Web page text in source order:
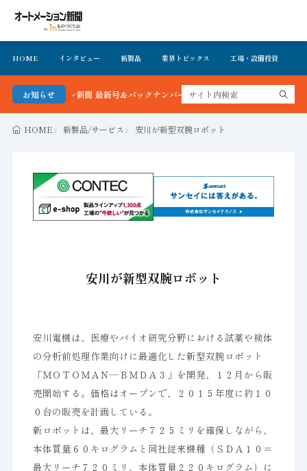
HOME インタビュー 新製品 業界トピックス 工場・設備投資
お知らせ
ーション新聞 最新号＆バックナンバーを無料で公開中 詳細はこちら
HOME 新製品/サービス 安川が新型双腕ロボット
安川が新型双腕ロボット
安川電機は、医療やバイオ研究分野における試薬や検体
の分析前処理作業向けに最適化した新型双腕ロボット
「ＭＯＴＯＭＡＮ―ＢＭＤＡ３」を開発、１２月から販
売開始する。価格はオープンで、２０１５年度に約１０
０台の販売を計画している。
新ロボットは、最大リーチ７２５ミリを確保しながら、
本体質量６０キログラムと同社従来機種（ＳＤＡ１０＝
最大リーチ７２０ミリ、本体質量２２０キログラム）に